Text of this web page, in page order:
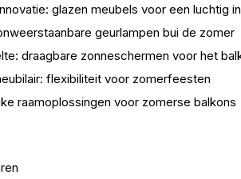
glazen meubels voor een luchtig
geurlampen bui de zomer
draagbare zonneschermen voor het
flexibiliteit voor zomerfeesten
raamoplossingen voor zomerse balkons